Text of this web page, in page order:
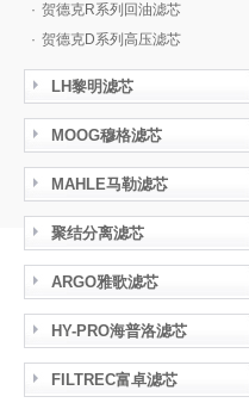
· 贺德克R系列回油滤芯
· 贺德克D系列高压滤芯
LH黎明滤芯
MOOG穆格滤芯
MAHLE马勒滤芯
聚结分离滤芯
ARGO雅歌滤芯
HY-PRO海普洛滤芯
FILTREC富卓滤芯